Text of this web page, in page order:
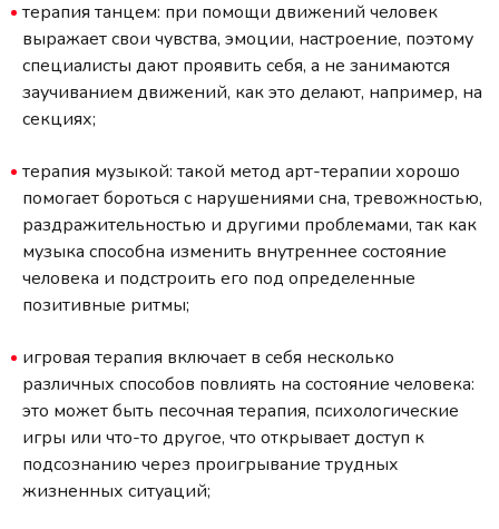
терапия танцем: при помощи движений человек
выражает свои чувства, эмоции, настроение, поэтому
специалисты дают проявить себя, а не занимаются
заучиванием движений, как это делают, например, на
секциях;
терапия музыкой: такой метод арт-терапии хорошо
помогает бороться с нарушениями сна, тревожностью,
раздражительностью и другими проблемами, так как
музыка способна изменить внутреннее состояние
человека и подстроить его под определенные
позитивные ритмы;
игровая терапия включает в себя несколько
различных способов повлиять на состояние человека:
это может быть песочная терапия, психологические
игры или что-то другое, что открывает доступ к
подсознанию через проигрывание трудных
жизненных ситуаций;